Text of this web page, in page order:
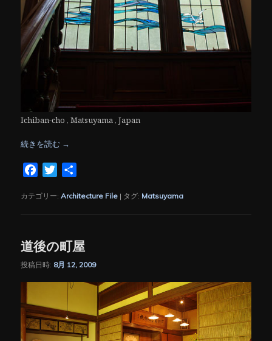
Ichiban-cho , Matsuyama , Japan
続きを読む →
FacebookTwitter
カテゴリー: Architecture File | タグ: Matsuyama
道後の町屋
投稿日時: 8月 12, 2009